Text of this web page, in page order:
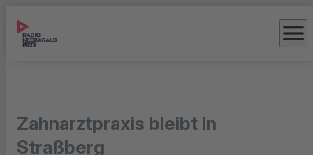
menu
Zahnarztpraxis bleibt in
Straßberg